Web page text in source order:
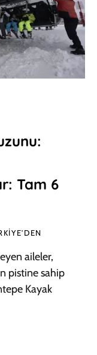
Tam 6
aileler,
pistine sahip
Kayak